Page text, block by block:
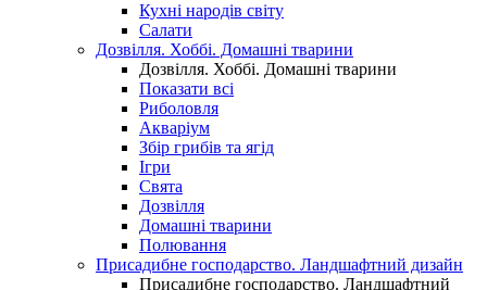
Кухні народів світу
Салати
Дозвілля. Хоббі. Домашні тварини
Дозвілля. Хоббі. Домашні тварини
Показати всі
Риболовля
Акваріум
Збір грибів та ягід
Ігри
Свята
Дозвілля
Домашні тварини
Полювання
Присадибне господарство. Ландшафтний дизайн
Присадибне господарство. Ландшафтний